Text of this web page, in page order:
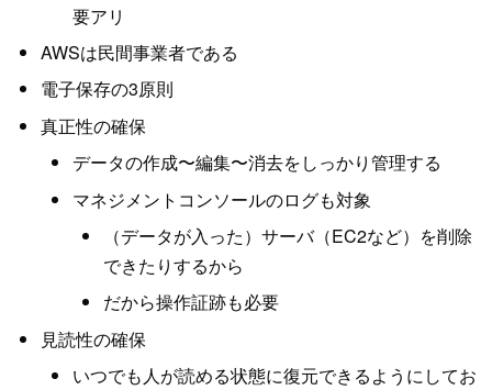
要アリ
AWSは民間事業者である
電子保存の3原則
真正性の確保
データの作成〜編集〜消去をしっかり管理する
マネジメントコンソールのログも対象
（データが入った）サーバ（EC2など）を削除
できたりするから
だから操作証跡も必要
見読性の確保
いつでも人が読める状態に復元できるようにしてお